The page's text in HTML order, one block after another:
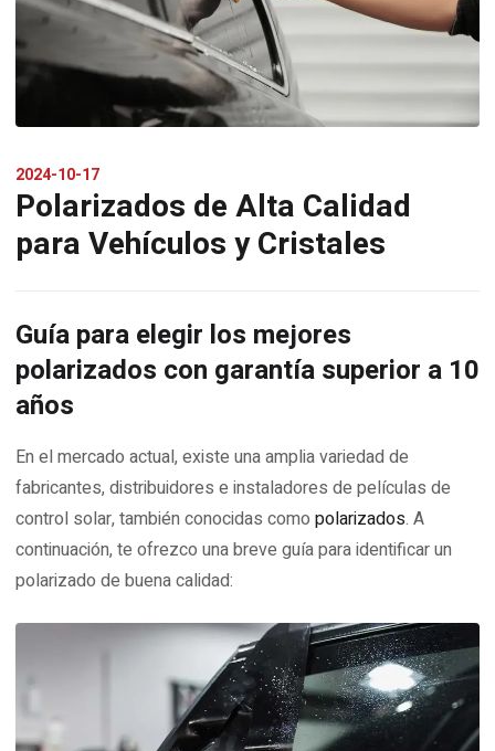
2024-10-17
Polarizados de Alta Calidad
para Vehículos y Cristales
Guía para elegir los mejores
polarizados con garantía superior a 10
años
En el mercado actual, existe una amplia variedad de
fabricantes, distribuidores e instaladores de películas de
control solar, también conocidas como polarizados. A
continuación, te ofrezco una breve guía para identificar un
polarizado de buena calidad: